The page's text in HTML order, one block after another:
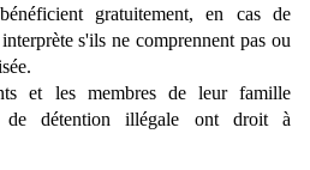
gratuitement, en cas de
s'ils ne comprennent pas ou
et les membres de leur famille
de détention illégale ont droit à